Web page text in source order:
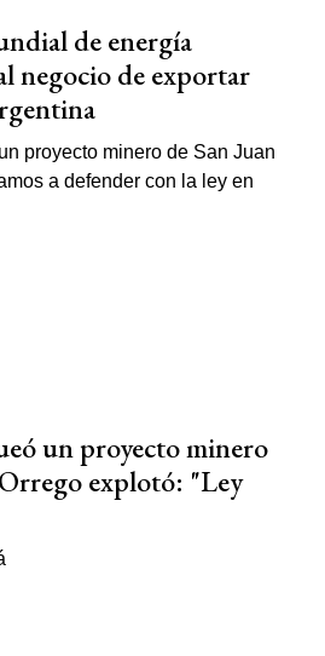
de energía
negocio de exportar
un proyecto minero
explotó: "Ley